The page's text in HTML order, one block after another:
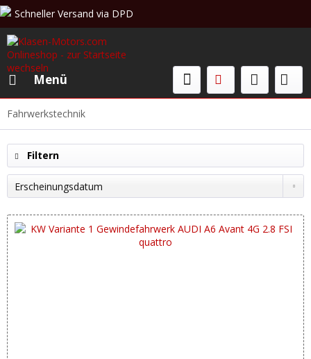
Schneller Versand via DPD
Beratung & Verkauf: +49 (0)208 62 67 34 02
Menü
Fahrwerkstechnik
Filtern